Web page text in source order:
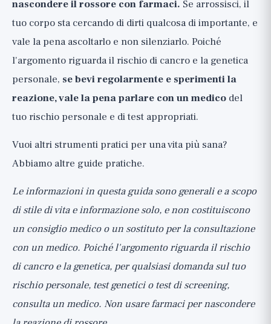
nascondere il rossore con farmaci. Se arrossisci, il
tuo corpo sta cercando di dirti qualcosa di importante, e
vale la pena ascoltarlo e non silenziarlo. Poiché
l'argomento riguarda il rischio di cancro e la genetica
personale, se bevi regolarmente e sperimenti la
reazione, vale la pena parlare con un medico del
tuo rischio personale e di test appropriati.
Vuoi altri strumenti pratici per una vita più sana?
Abbiamo altre guide pratiche.
Le informazioni in questa guida sono generali e a scopo
di stile di vita e informazione solo, e non costituiscono
un consiglio medico o un sostituto per la consultazione
con un medico. Poiché l'argomento riguarda il rischio
di cancro e la genetica, per qualsiasi domanda sul tuo
rischio personale, test genetici o test di screening,
consulta un medico. Non usare farmaci per nascondere